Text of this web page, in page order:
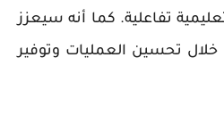
تفاعلية. كما أنه سيعزز
خلال تحسين العمليات وتوفير